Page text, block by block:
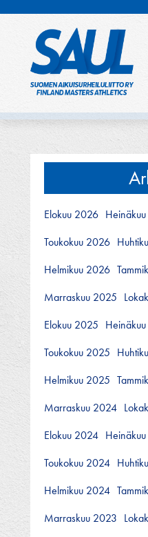
Elokuu 2026
Toukokuu 2026
Helmikuu 2026
Marraskuu 2025
Elokuu 2025
Toukokuu 2025
Helmikuu 2025
Marraskuu 2024
Elokuu 2024
Toukokuu 2024
Helmikuu 2024
Marraskuu 2023